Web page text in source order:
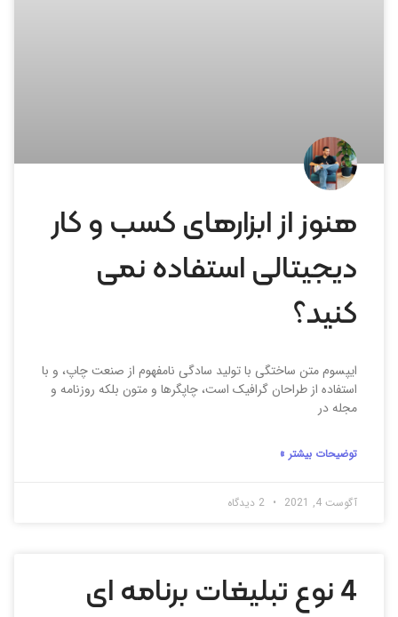
هنوز از ابزارهای کسب و کار
دیجیتالی استفاده نمی
کنید؟
ایپسوم متن ساختگی با تولید سادگی نامفهوم از صنعت چاپ، و با
استفاده از طراحان گرافیک است، چاپگرها و متون بلکه روزنامه و
مجله در
توضیحات بیشتر »
آگوست 4, 2021
4 نوع تبلیغات برنامه ای